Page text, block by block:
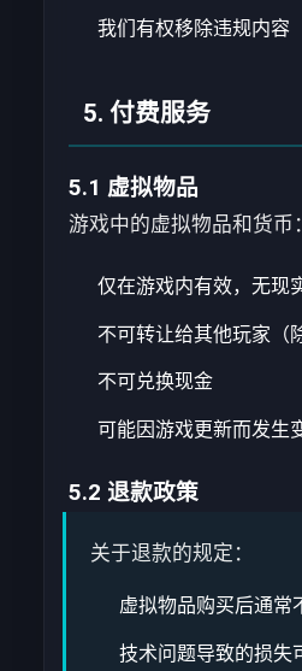
我们有权移除违规内容
5. 付费服务
5.1 虚拟物品
游戏中的虚拟物品和货币：
仅在游戏内有效，无现
不可转让给其他玩家（
不可兑换现金
可能因游戏更新而发生
5.2 退款政策
关于退款的规定：
虚拟物品购买后通常
技术问题导致的损失